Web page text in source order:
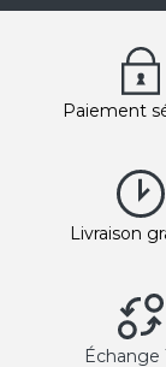
Paiement
Livraison
Échange